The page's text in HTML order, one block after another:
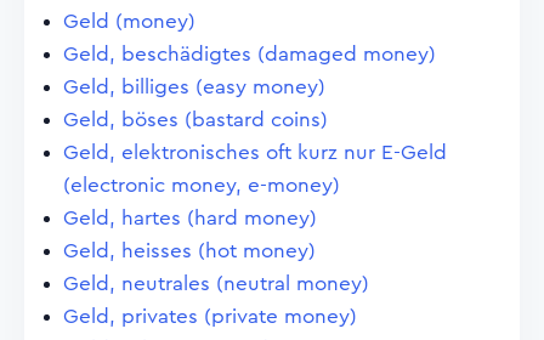
Geld (money)
Geld, beschädigtes (damaged money)
Geld, billiges (easy money)
Geld, böses (bastard coins)
Geld, elektronisches oft kurz nur E-Geld
(electronic money, e-money)
Geld, hartes (hard money)
Geld, heisses (hot money)
Geld, neutrales (neutral money)
Geld, privates (private money)